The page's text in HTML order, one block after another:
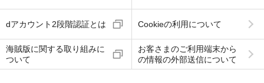
dアカウント2段階認証とは Cookieの利用について
海賊版に関する取り組みに
ついて
お客さまのご利用端末から
の情報の外部送信について